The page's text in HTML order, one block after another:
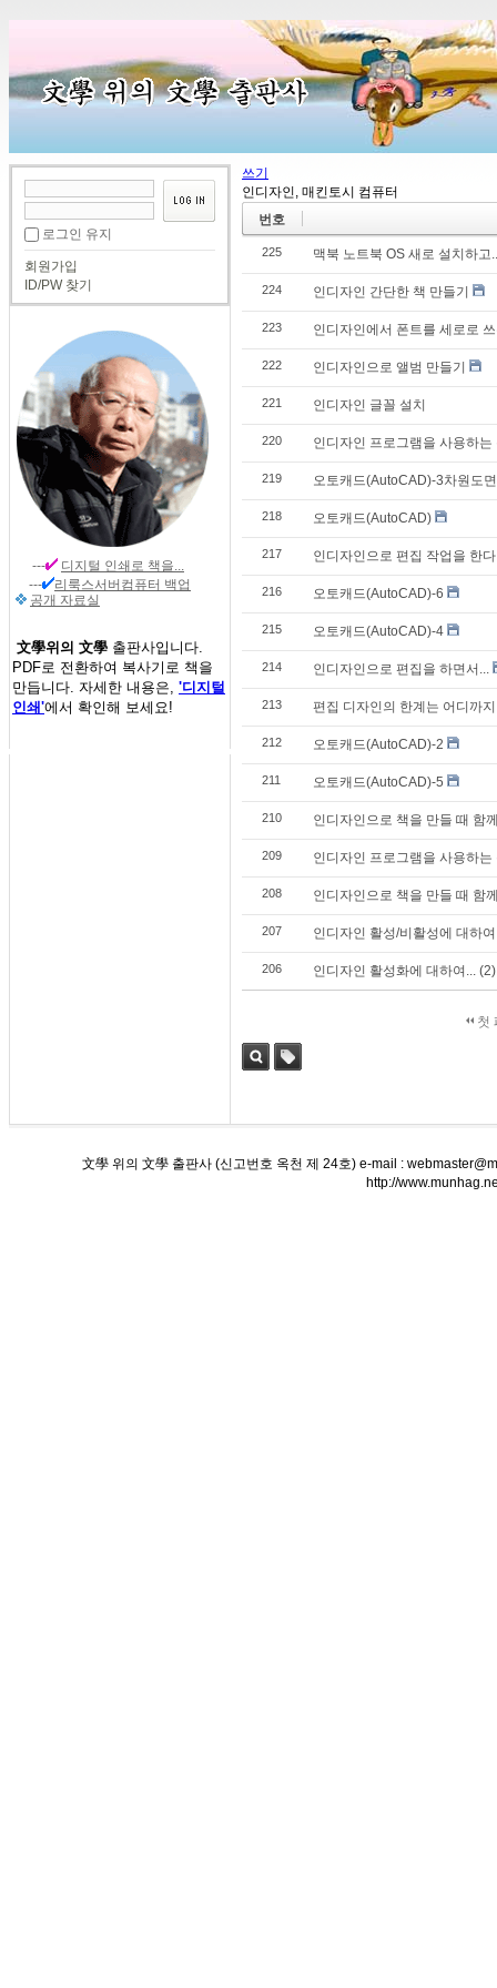
로그인 유지
회원가입
ID/PW 찾기
--- 디지털 인쇄 로 책을...
---
리룩스서버컴퓨터 백업
공개 자료실
文學위의 文學 출판사입니다.
PDF로 전환하여 복사기로 책을
만듭니다. 자세한 내용은, '디지털
인쇄'에서 확인해 보세요!
쓰기
인디자인, 매킨토시 컴퓨터
번호
225 맥북 노트북 OS 새로 설치하고
224 인디자인 간단한 책 만들기
223 인디자인에서 폰트를 세로로
222 인디자인으로 앨범 만들기
221 인디자인 글꼴 설치
220 인디자인 프로그램을 사용하
219 오토캐드(AutoCAD)-3차원도면
218 오토캐드(AutoCAD)
217 인디자인으로 편집 작업을 한
216 오토캐드(AutoCAD)-6
215 오토캐드(AutoCAD)-4
214 인디자인으로 편집을 하면서...
213 편집 디자인의 한계는 어디까
212 오토캐드(AutoCAD)-2
211 오토캐드(AutoCAD)-5
210 인디자인으로 책을 만들 때 함
209 인디자인 프로그램을 사용하
208 인디자인으로 책을 만들 때 함
207 인디자인 활성/비활성에 대하
206 인디자인 활성화에 대하여... (2)
첫
文學 위의 文學 출판사 (신고번호 옥천 제 24호) e-mail :
http://